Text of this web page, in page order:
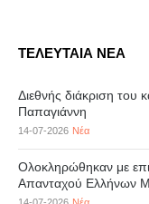
ΤΕΛΕΥΤΑΙΑ ΝΕΑ
Διεθνής διάκριση
Παπαγιάννη
14-07-2026 Νέα
Ολοκληρώθηκαν με
Απανταχού Ελλήνων